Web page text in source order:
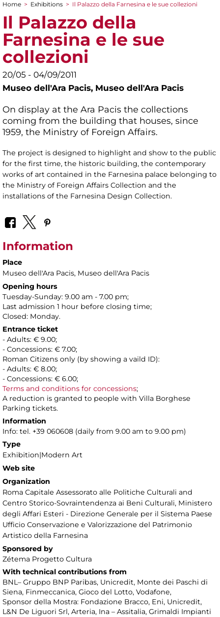
You are here
Home > Exhibitions > Il Palazzo della Farnesina e le sue collezioni
Il Palazzo della
Farnesina e le sue
collezioni
20/05 - 04/09/2011
Museo dell'Ara Pacis, Museo dell'Ara Pacis
On display at the Ara Pacis the collections
coming from the building that houses, since
1959, the Ministry of Foreign Affairs.
The project is designed to highlight and show to the public
for the first time, the historic building, the contemporary
works of art contained in the Farnesina palace belonging to
the Ministry of Foreign Affairs Collection and the
installations of the Farnesina Design Collection.
Information
Place
Museo dell'Ara Pacis, Museo dell'Ara Pacis
Opening hours
Tuesday-Sunday: 9.00 am - 7.00 pm;
Last admission 1 hour before closing time;
Closed: Monday.
Entrance ticket
- Adults: € 9.00;
- Concessions: € 7.00;
Roman Citizens only (by showing a vaild ID):
- Adults: € 8.00;
- Concessions: € 6.00;
Terms and conditions for concessions;
A reduction is granted to people with Villa Borghese
Parking tickets.
Information
Info: tel. +39 060608 (daily from 9.00 am to 9.00 pm)
Type
Exhibition|Modern Art
Web site
Organization
Roma Capitale Assessorato alle Politiche Culturali and
Centro Storico-Sovraintendenza ai Beni Culturali, Ministero
degli Affari Esteri - Direzione Generale per il Sistema Paese
Ufficio Conservazione e Valorizzazione del Patrimonio
Artistico della Farnesina
Sponsored by
Zétema Progetto Cultura
With technical contributions from
BNL– Gruppo BNP Paribas, Unicredit, Monte dei Paschi di
Siena, Finmeccanica, Gioco del Lotto, Vodafone,
Sponsor della Mostra: Fondazione Bracco, Eni, Unicredit,
L&N De Liguori Srl, Arteria, Ina – Assitalia, Grimaldi Impianti